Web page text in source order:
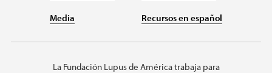
Media Recursos en español
La Fundación Lupus de América trabaja para